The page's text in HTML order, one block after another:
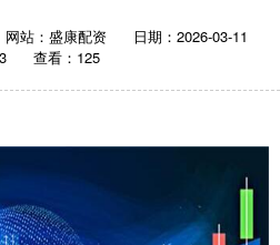
网站：盛康配资
日期：2026-03-11
查看：125